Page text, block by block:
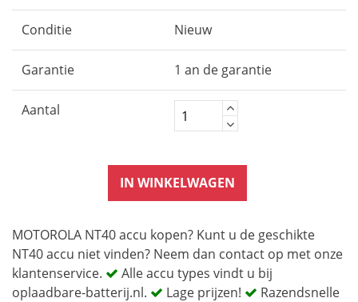
Conditie Nieuw
Garantie 1 an de garantie
Aantal
IN WINKELWAGEN
MOTOROLA NT40 accu kopen? Kunt u de geschikte
NT40 accu niet vinden? Neem dan contact op met onze
klantenservice.
Alle accu types vindt u bij
oplaadbare-batterij.nl.
Lage prijzen!
Razendsnelle